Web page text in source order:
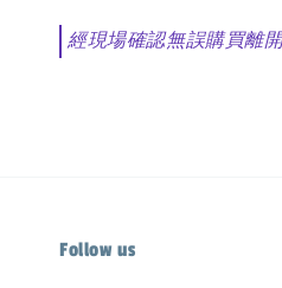
經現場確認無誤購買離
Follow us